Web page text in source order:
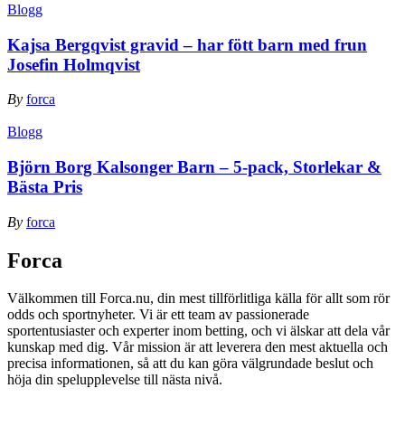
Blogg
Kajsa Bergqvist gravid – har fött barn med frun
Josefin Holmqvist
By forca
Blogg
Björn Borg Kalsonger Barn – 5-pack, Storlekar &
Bästa Pris
By forca
Forca
Välkommen till Forca.nu, din mest tillförlitliga källa för allt som rör
odds och sportnyheter. Vi är ett team av passionerade
sportentusiaster och experter inom betting, och vi älskar att dela vår
kunskap med dig. Vår mission är att leverera den mest aktuella och
precisa informationen, så att du kan göra välgrundade beslut och
höja din spelupplevelse till nästa nivå.